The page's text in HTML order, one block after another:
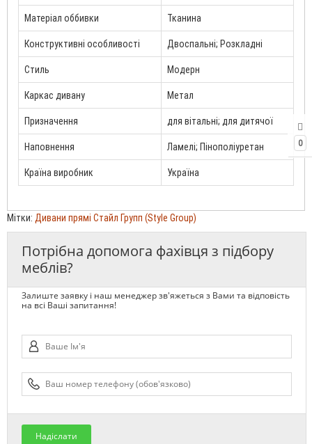
0
Матеріал оббивки Тканина
Конструктивні особливості Двоспальні; Розкладні
Стиль Модерн
Каркас дивану Метал
Призначення для вітальні; для дитячої
Наповнення Ламелі; Пінополіуретан
Країна виробник Україна
Мітки: Дивани прямі Стайл Групп (Style Group)
Потрібна допомога фахівця з підбору
меблів?
Залиште заявку і наш менеджер зв'яжеться з Вами та відповість
на всі Ваші запитання!
Надіслати